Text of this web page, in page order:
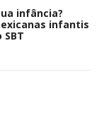
infância?
infantis